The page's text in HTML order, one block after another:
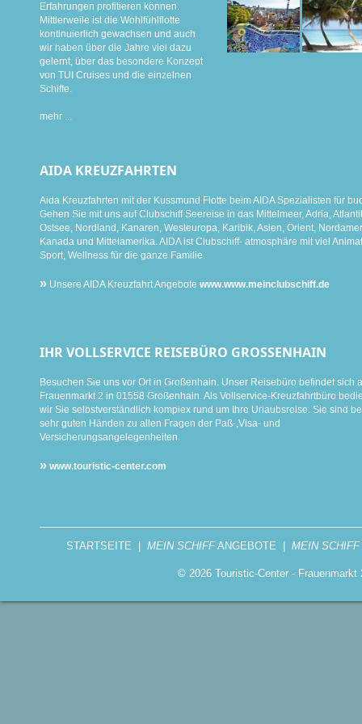
Erfahrungen profitieren können.
Mittlerweile ist die Wohlfühlflotte
kontinuierlich gewachsen und auch
wir haben über die Jahre viel dazu
gelernt, über das besondere Konzept
von TUI Cruises und die einzelnen
Schiffe.
mehr ...
AIDA KREUZFAHRTEN
Aida Kreuzfahrten mit der Kussmund Flotte beim AIDA Spezialisten für
Gehen Sie mit uns auf Clubschiff Seereise in das Mittelmeer, Adria,
Ostsee, Nordland, Kanaren, Westeuropa, Karibik, Asien, Orient,
Kanada und Mittelamerika. AIDA ist Clubschiff- atmosphäre mit viel
Sport, Wellness für die ganze Familie.
» Unsere AIDA Kreuzfahrt Angebote www.www.meinclubschiff.de
IHR VOLLSERVICE REISEBÜRO GROSSENHAIN
Besuchen Sie uns vor Ort in Großenhain. Unser Reisebüro befindet sich
Frauenmarkt 2 in 01558 Großenhain. Als Vollservice-Kreuzfahrtbüro
wir Sie selbstverständlich komplex rund um Ihre Urlaubsreise. Sie sind
sehr guten Händen zu allen Fragen der Paß-,Visa- und
Versicherungsangelegenheiten.
» www.touristic-center.com
STARTSEITE MEIN SCHIFFANGEBOTE MEIN SCHIFF
© 2026 Touristic-Center -